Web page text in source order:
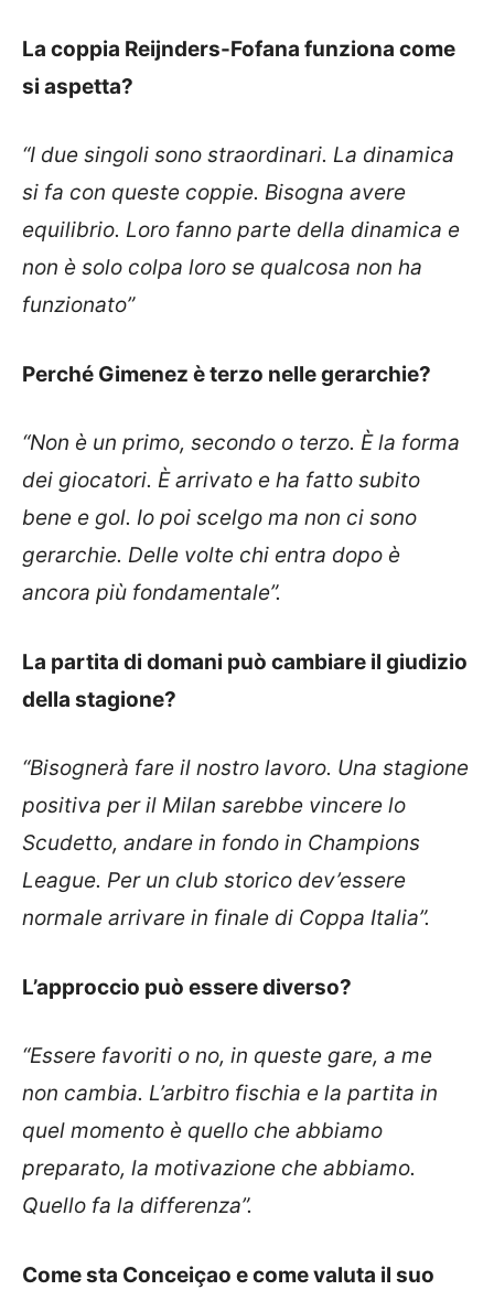
La coppia Reijnders-Fofana funziona come
si aspetta?
“I due singoli sono straordinari. La dinamica
si fa con queste coppie. Bisogna avere
equilibrio. Loro fanno parte della dinamica e
non è solo colpa loro se qualcosa non ha
funzionato”
Perché Gimenez è terzo nelle gerarchie?
“Non è un primo, secondo o terzo. È la forma
dei giocatori. È arrivato e ha fatto subito
bene e gol. Io poi scelgo ma non ci sono
gerarchie. Delle volte chi entra dopo è
ancora più fondamentale”.
La partita di domani può cambiare il giudizio
della stagione?
“Bisognerà fare il nostro lavoro. Una stagione
positiva per il Milan sarebbe vincere lo
Scudetto, andare in fondo in Champions
League. Per un club storico dev’essere
normale arrivare in finale di Coppa Italia”.
L’approccio può essere diverso?
“Essere favoriti o no, in queste gare, a me
non cambia. L’arbitro fischia e la partita in
quel momento è quello che abbiamo
preparato, la motivazione che abbiamo.
Quello fa la differenza”.
Come sta Conceiçao e come valuta il suo